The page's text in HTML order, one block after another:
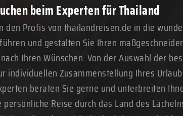
beim Experten für Thailand
den Profis von thailandreisen.de in die
und gestalten Sie Ihren
Ihren Wünschen. Von der Auswahl der
individuellen Zusammenstellung Ihres
beraten Sie gerne und unterbreiten
Reise durch das Land des